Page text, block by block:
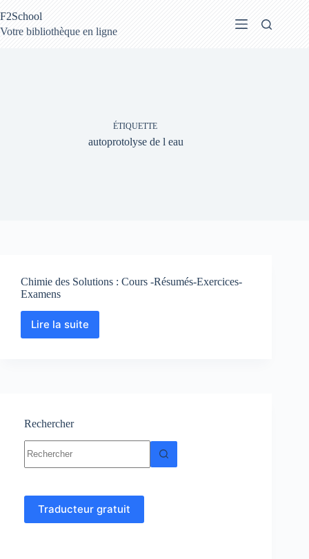
au
contenu
F2School
Votre bibliothèque en ligne
ÉTIQUETTE
autoprotolyse de l eau
Chimie des Solutions : Cours -Résumés-Exercices-
Examens
Lire la suite
Chimie
Exercices-
Rechercher
résultat
Traducteur gratuit